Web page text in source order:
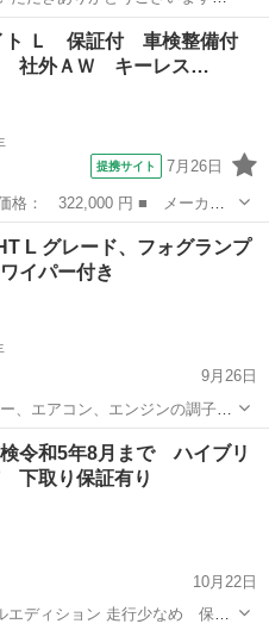
ました🔥 最近は岩手も
ハイブリッド車
ト Ｌ 保証付 車検整備付
社外ＡＷ キーレス…
提携サイト 7月26日
ト ■ グレード名： Ｌ 保証
ＡＷ キーレス 盗難防止シ
L グレード、フォグランプ
イパー付き
9月26日
、エアコン、エンジンの調子は
す。 車検も2024年の12月まで
イト エンジン
令和5年8月まで ハイブリ
取り保証有り
10月22日
ディション 走行少なめ 保証